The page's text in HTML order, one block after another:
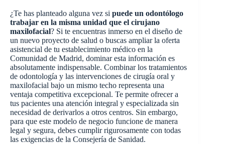
¿Te has planteado alguna vez si puede un odontólogo
trabajar en la misma unidad que el cirujano
maxilofacial? Si te encuentras inmerso en el diseño de
un nuevo proyecto de salud o buscas ampliar la oferta
asistencial de tu establecimiento médico en la
Comunidad de Madrid, dominar esta información es
absolutamente indispensable. Combinar los tratamientos
de odontología y las intervenciones de cirugía oral y
maxilofacial bajo un mismo techo representa una
ventaja competitiva excepcional. Te permite ofrecer a
tus pacientes una atención integral y especializada sin
necesidad de derivarlos a otros centros. Sin embargo,
para que este modelo de negocio funcione de manera
legal y segura, debes cumplir rigurosamente con todas
las exigencias de la Consejería de Sanidad.